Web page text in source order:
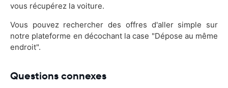
vous récupérez la voiture.
Vous pouvez rechercher des offres d'aller simple sur
notre plateforme en décochant la case "Dépose au même
endroit".
Questions connexes